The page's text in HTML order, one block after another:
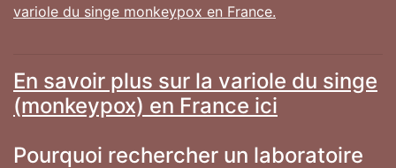
variole du singe monkeypox en France.
En savoir plus sur la variole du singe
(monkeypox) en France ici
Pourquoi rechercher un laboratoire